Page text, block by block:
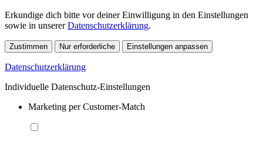
Erkundige dich bitte vor deiner Einwilligung in den Einstellungen
sowie in unsererDatenschutzerklärung.
Zustimmen Nur erforderliche Einstellungen anpassen
Datenschutzerklärung
Individuelle Datenschutz-Einstellungen
Marketing per Customer-Match